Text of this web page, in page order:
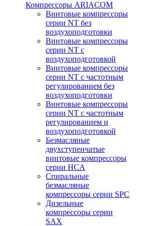
Компрессоры ARIACOM
Винтовые компрессоры
серии NT без
воздухоподготовки
Винтовые компрессоры
серии NT c
воздухоподготовкой
Винтовые компрессоры
серии NT с частотным
регулированием без
воздухоподготовки
Винтовые компрессоры
серии NT с частотным
регулированием и
воздухоподготовкой
Безмасляные
двухступенчатые
винтовые компрессоры
серии HCA
Спиральные
безмасляные
компрессоры серии SPC
Дизельные
компрессоры серии
SAX